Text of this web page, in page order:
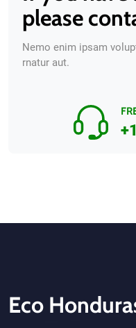
please
Nemo enim ipsam
rnatur aut.
CTA - Footer
Eco